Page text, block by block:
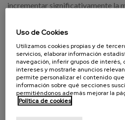
incrementar significativamente la
la dependencia evitable
institucionalización con el
eficiencia en el coste
A partir de ahora, comienza
planteamos un nuevo reto para
que refleja que entre un 5% y un
Uso de Cookies
Utilizamos cookies propias y de
servicios, elaborar información
navegación, inferir grupos de interés,
intereses y mostrarle anuncios
permite personalizar el contenido
información sobre qué secciones
permitiéndonos además mejorar la
Política de cookies